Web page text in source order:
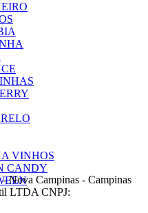
VINHOS
CANDY
-Nova Campinas - Campinas
LTDA CNPJ: